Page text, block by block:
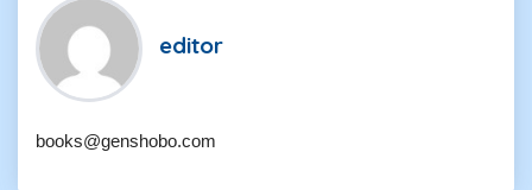
editor
books@genshobo.com